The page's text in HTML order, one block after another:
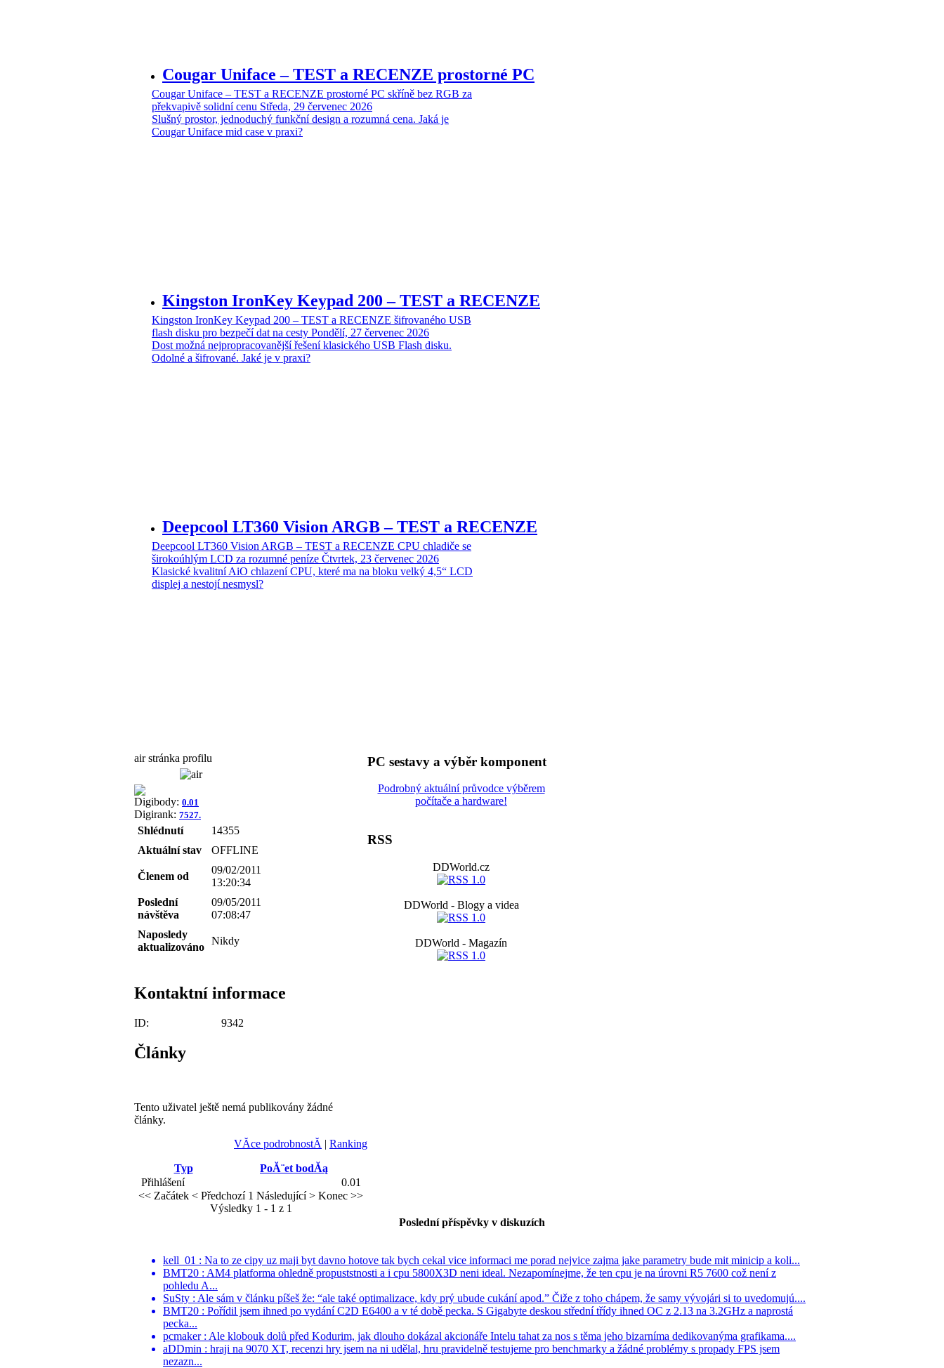
Cougar Uniface – TEST a RECENZE prostorné PC
Cougar Uniface – TEST a RECENZE prostorné PC skříně bez RGB za
překvapivě solidní cenu Středa, 29 červenec 2026
Slušný prostor, jednoduchý funkční design a rozumná cena. Jaká je
Cougar Uniface mid case v praxi?
Kingston IronKey Keypad 200 – TEST a RECENZE
Kingston IronKey Keypad 200 – TEST a RECENZE šifrovaného USB
flash disku pro bezpečí dat na cesty Pondělí, 27 červenec 2026
Dost možná nejpropracovanější řešení klasického USB Flash disku.
Odolné a šifrované. Jaké je v praxi?
Deepcool LT360 Vision ARGB – TEST a RECENZE
Deepcool LT360 Vision ARGB – TEST a RECENZE CPU chladiče se
širokoúhlým LCD za rozumné peníze Čtvrtek, 23 červenec 2026
Klasické kvalitní AiO chlazení CPU, které ma na bloku velký 4,5“ LCD
displej a nestojí nesmysl?
air stránka profilu
Digibody: 0.01
Digirank: 7527.
Shlédnutí
14355
Aktuální stav
OFFLINE
Členem od
09/02/2011
13:20:34
Poslední
návštěva
09/05/2011
07:08:47
Naposledy
aktualizováno
Nikdy
Kontaktní informace
ID: 9342
Články
Tento uživatel ještě nemá publikovány žádné
články.
VĂ­ce podrobnostĂ­ | Ranking
Typ
PoĂ¨et bodĂą
Přihlášení
0.01
<< Začátek < Předchozí 1 Následující > Konec >>
Výsledky 1 - 1 z 1
PC sestavy a výběr komponent
Podrobný aktuální průvodce výběrem
počítače a hardware!
RSS
DDWorld.cz
DDWorld - Blogy a videa
DDWorld - Magazín
Poslední příspěvky v diskuzích
kell_01 : Na to ze cipy uz maji byt davno hotove tak bych cekal vice informaci me porad nejvice zajma jake parametry bude mit minicip a koli...
BMT20 : AM4 platforma ohledně propuststnosti a i cpu 5800X3D neni ideal. Nezapomínejme, že ten cpu je na úrovni R5 7600 což není z
pohledu A...
SuSty : Ale sám v článku píšeš že: “ale také optimalizace, kdy prý ubude cukání apod.” Čiže z toho chápem, že samy vývojári si to uvedomujú....
BMT20 : Pořídil jsem ihned po vydání C2D E6400 a v té době pecka. S Gigabyte deskou střední třídy ihned OC z 2.13 na 3.2GHz a naprostá
pecka...
pcmaker : Ale klobouk dolů před Kodurim, jak dlouho dokázal akcionáře Intelu tahat za nos s těma jeho bizarníma dedikovanýma grafikama....
aDDmin : hraji na 9070 XT, recenzi hry jsem na ni udělal, hru pravidelně testujeme pro benchmarky a žádné problémy s propady FPS jsem
nezazn...